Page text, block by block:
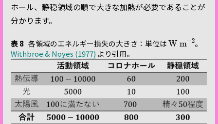
ホール、静穏領域の順で大きな加熱が必要であることが
分かります。
表 8 各領域のエネルギー損失の大きさ：単位は
。
Withbroe & Noyes (1977) より引用。